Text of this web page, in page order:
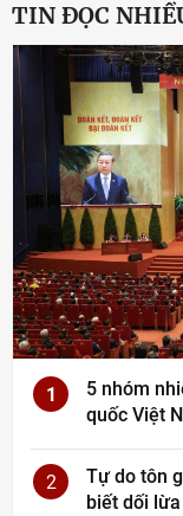
TIN ĐỌC
1
5 nhóm
quốc Việt
2
Tự do tôn
biết dối lừa